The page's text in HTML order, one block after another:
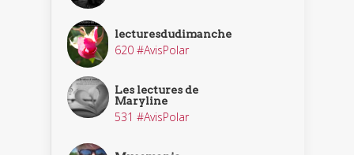
lecturesdudimanche
620 #AvisPolar
Les lectures de
Maryline
531 #AvisPolar